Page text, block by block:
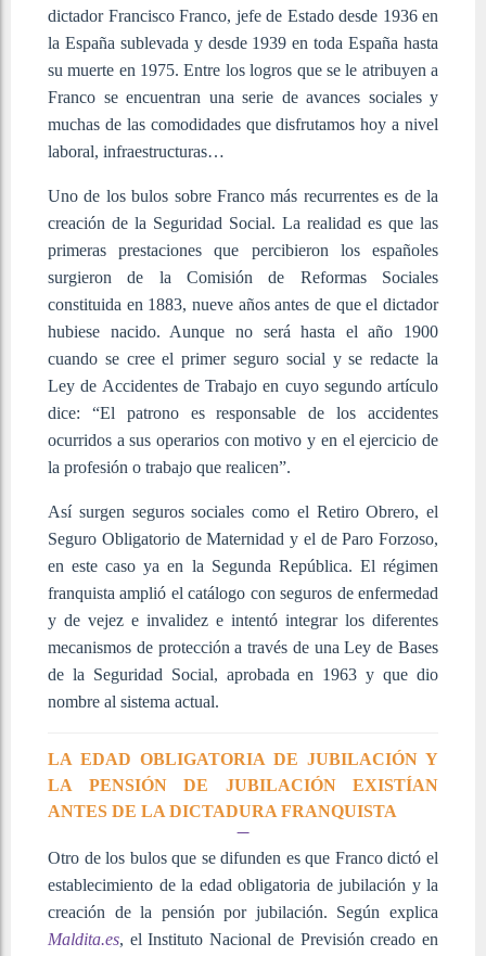
dictador Francisco Franco, jefe de Estado desde 1936 en
la España sublevada y desde 1939 en toda España hasta
su muerte en 1975. Entre los logros que se le atribuyen a
Franco se encuentran una serie de avances sociales y
muchas de las comodidades que disfrutamos hoy a nivel
laboral, infraestructuras…
Uno de los bulos sobre Franco más recurrentes es de la
creación de la Seguridad Social. La realidad es que las
primeras prestaciones que percibieron los españoles
surgieron de la Comisión de Reformas Sociales
constituida en 1883, nueve años antes de que el dictador
hubiese nacido. Aunque no será hasta el año 1900
cuando se cree el primer seguro social y se redacte la
Ley de Accidentes de Trabajo en cuyo segundo artículo
dice: “El patrono es responsable de los accidentes
ocurridos a sus operarios con motivo y en el ejercicio de
la profesión o trabajo que realicen”.
Así surgen seguros sociales como el Retiro Obrero, el
Seguro Obligatorio de Maternidad y el de Paro Forzoso,
en este caso ya en la Segunda República. El régimen
franquista amplió el catálogo con seguros de enfermedad
y de vejez e invalidez e intentó integrar los diferentes
mecanismos de protección a través de una Ley de Bases
de la Seguridad Social, aprobada en 1963 y que dio
nombre al sistema actual.
LA EDAD OBLIGATORIA DE JUBILACIÓN Y
LA PENSIÓN DE JUBILACIÓN EXISTÍAN
ANTES DE LA DICTADURA FRANQUISTA
Otro de los bulos que se difunden es que Franco dictó el
establecimiento de la edad obligatoria de jubilación y la
creación de la pensión por jubilación. Según explica
Maldita.es, el Instituto Nacional de Previsión creado en